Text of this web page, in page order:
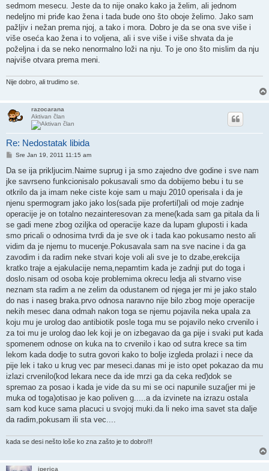
sedmom mesecu. Jeste da to nije onako kako ja želim, ali jednom
nedeljno mi priđe kao žena i tada bude ono što oboje želimo. Jako sam
pažljiv i nežan prema njoj, a tako i mora. Dobro je da se ona sve više i
više oseća kao žena i to voljena, ali i sve više i više shvata da je
poželjna i da se neko nenormalno loži na nju. To je ono što mislim da nju
najviše otvara prema meni.
Nije dobro, ali trudimo se.
razocarana
Aktivan član
Re: Nedostatak libida
Post
Sre Jan 19, 2011 11:15 am
Da se ija prikljucim.Naime suprug i ja smo zajedno dve godine i sve nam
jke savrseno funkcionisalo pokusavali smo da dobijemo bebu i tu se
otkrilo da ja imam neke ciste koje sam u maju 2010 operisala i da je
njenu spermogram jako jako los(sada pije profertil)ali od moje zadnje
operacije je on totalno nezainteresovan za mene(kada sam ga pitala da li
se gadi mene zbog oziljka od operacije kaze da lupam gluposti i kada
smo pricali o odnosima tvrdi da je sve ok i tada kao pokusamo nesto ali
vidim da je njemu to mucenje.Pokusavala sam na sve nacine i da ga
zavodim i da radim neke stvari koje voli ali sve je to dzabe,erekcija
kratko traje a ejakulacije nema,nepamtim kada je zadnji put do toga i
doslo.nisam od osoba koje problemima okrecu ledja ali stvarno vise
neznam sta radim a ne zelim da odustanem od njega jer mi je jako stalo
do nas i naseg braka.prvo odnosa naravno nije bilo zbog moje operacije
nekih mesec dana odmah nakon toga se njemu pojavila neka upala za
koju mu je urolog dao antibiotik posle toga mu se pojavilo neko crvenilo i
za toi mu je urolog dao lek koji je on izbegavao da ga pije i svaki put kada
spomenem odnose on kuka na to crvenilo i kao od sutra krece sa tim
lekom kada dodje to sutra govori kako to bolje izgleda prolazi i nece da
pije lek i tako u krug vec par meseci.danas mi je isto opet pokazao da mu
izlazi crvenilo(kod lekara nece da ide mrzi ga da ceka red)dok se
spremao za posao i kada je vide da su mi se oci napunile suza(jer mi je
muka od toga)otisao je kao poliven g.....a da izvinete na izrazu ostala
sam kod kuce sama placuci u svojoj muki.da li neko ima savet sta dalje
da radim,pokusam ili sta vec....
kada se desi nešto loše ko zna zašto je to dobro!!!
jperica